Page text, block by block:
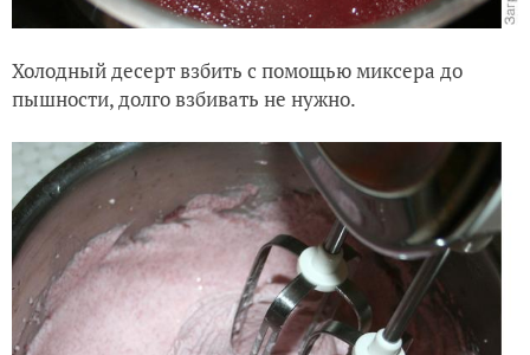
Холодный десерт взбить с помощью миксера до
пышности, долго взбивать не нужно.